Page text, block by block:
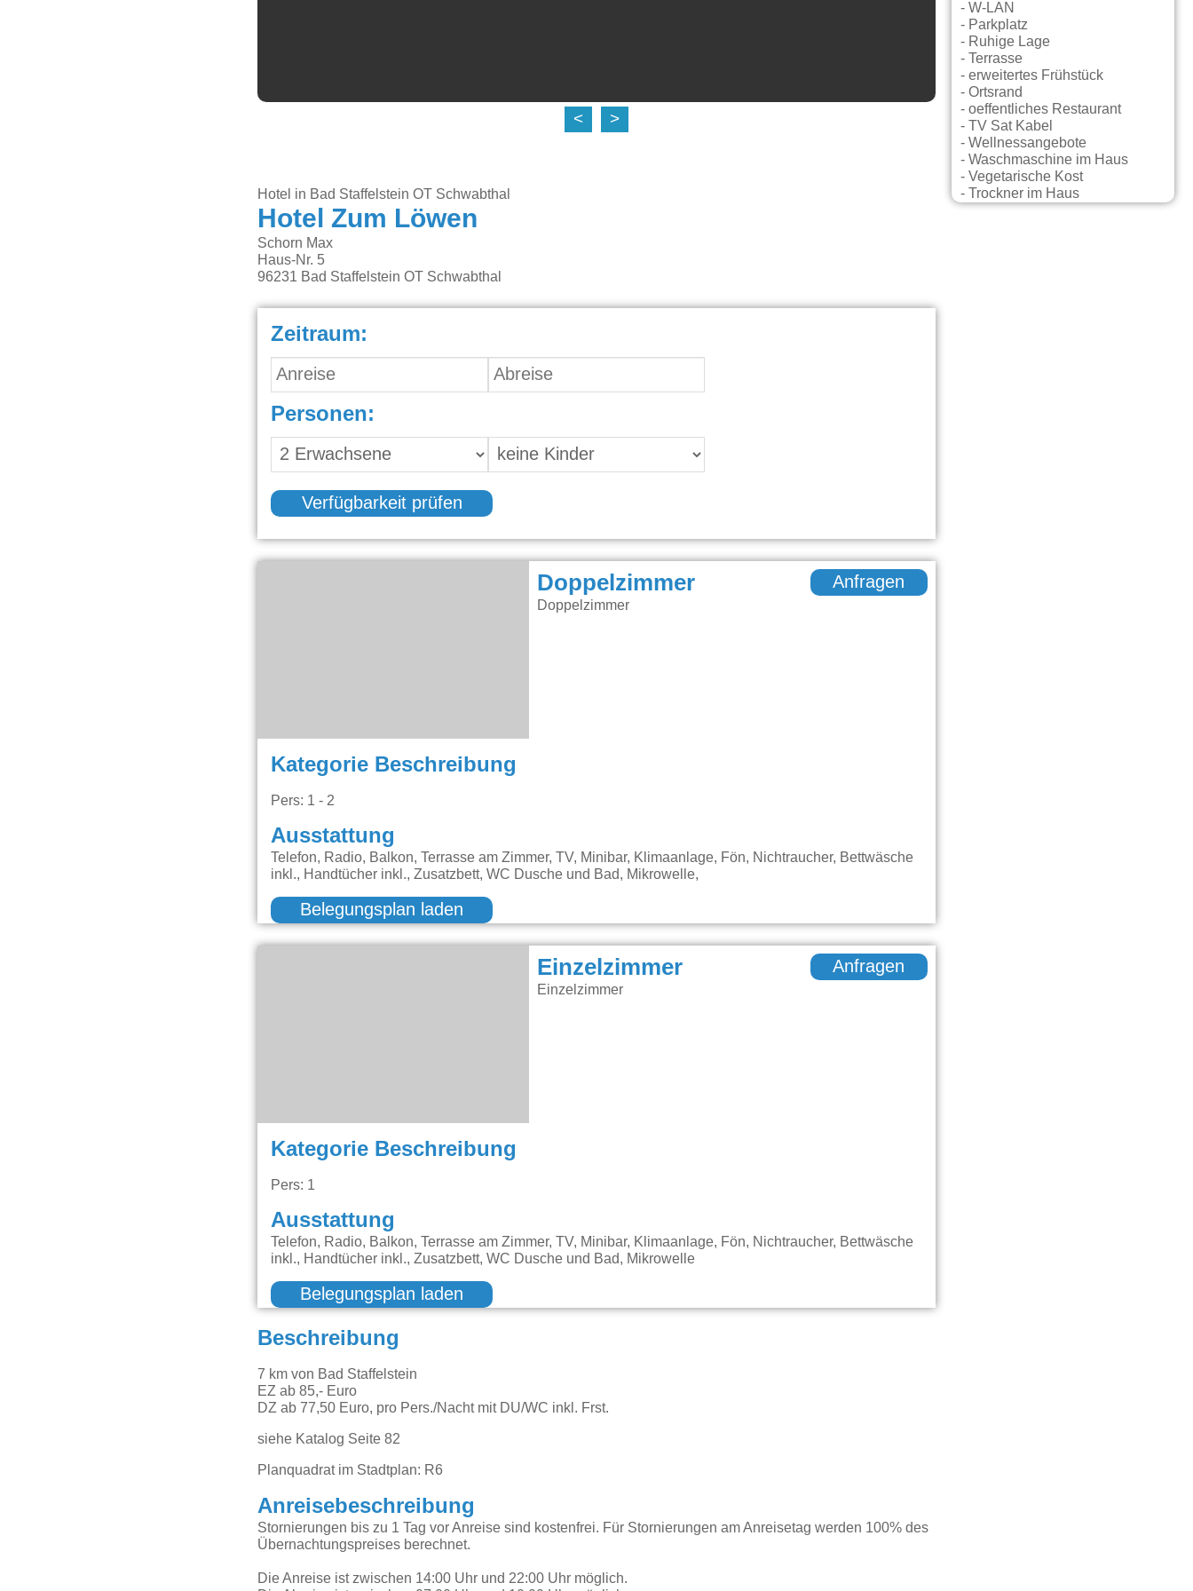
< >
Hotel in Bad Staffelstein OT Schwabthal
Hotel Zum Löwen
Schorn Max
Haus-Nr. 5
96231 Bad Staffelstein OT Schwabthal
Zeitraum:
Personen:
Verfügbarkeit prüfen
Doppelzimmer
Doppelzimmer
Anfragen
Kategorie Beschreibung
Pers: 1 - 2
Ausstattung
Telefon, Radio, Balkon, Terrasse am Zimmer, TV, Minibar, Klimaanlage, Fön, Nichtraucher, Bettwäsche
inkl., Handtücher inkl., Zusatzbett, WC Dusche und Bad, Mikrowelle,
Belegungsplan laden
Einzelzimmer
Einzelzimmer
Anfragen
Kategorie Beschreibung
Pers: 1
Ausstattung
Telefon, Radio, Balkon, Terrasse am Zimmer, TV, Minibar, Klimaanlage, Fön, Nichtraucher, Bettwäsche
inkl., Handtücher inkl., Zusatzbett, WC Dusche und Bad, Mikrowelle
Belegungsplan laden
Beschreibung
7 km von Bad Staffelstein
EZ ab 85,- Euro
DZ ab 77,50 Euro, pro Pers./Nacht mit DU/WC inkl. Frst.
siehe Katalog Seite 82
Planquadrat im Stadtplan: R6
Anreisebeschreibung
Stornierungen bis zu 1 Tag vor Anreise sind kostenfrei. Für Stornierungen am Anreisetag werden 100% des
Übernachtungspreises berechnet.
Die Anreise ist zwischen 14:00 Uhr und 22:00 Uhr möglich.
- W-LAN
- Parkplatz
- Ruhige Lage
- Terrasse
- erweitertes Frühstück
- Ortsrand
- oeffentliches Restaurant
- TV Sat Kabel
- Wellnessangebote
- Waschmaschine im Haus
- Vegetarische Kost
- Trockner im Haus